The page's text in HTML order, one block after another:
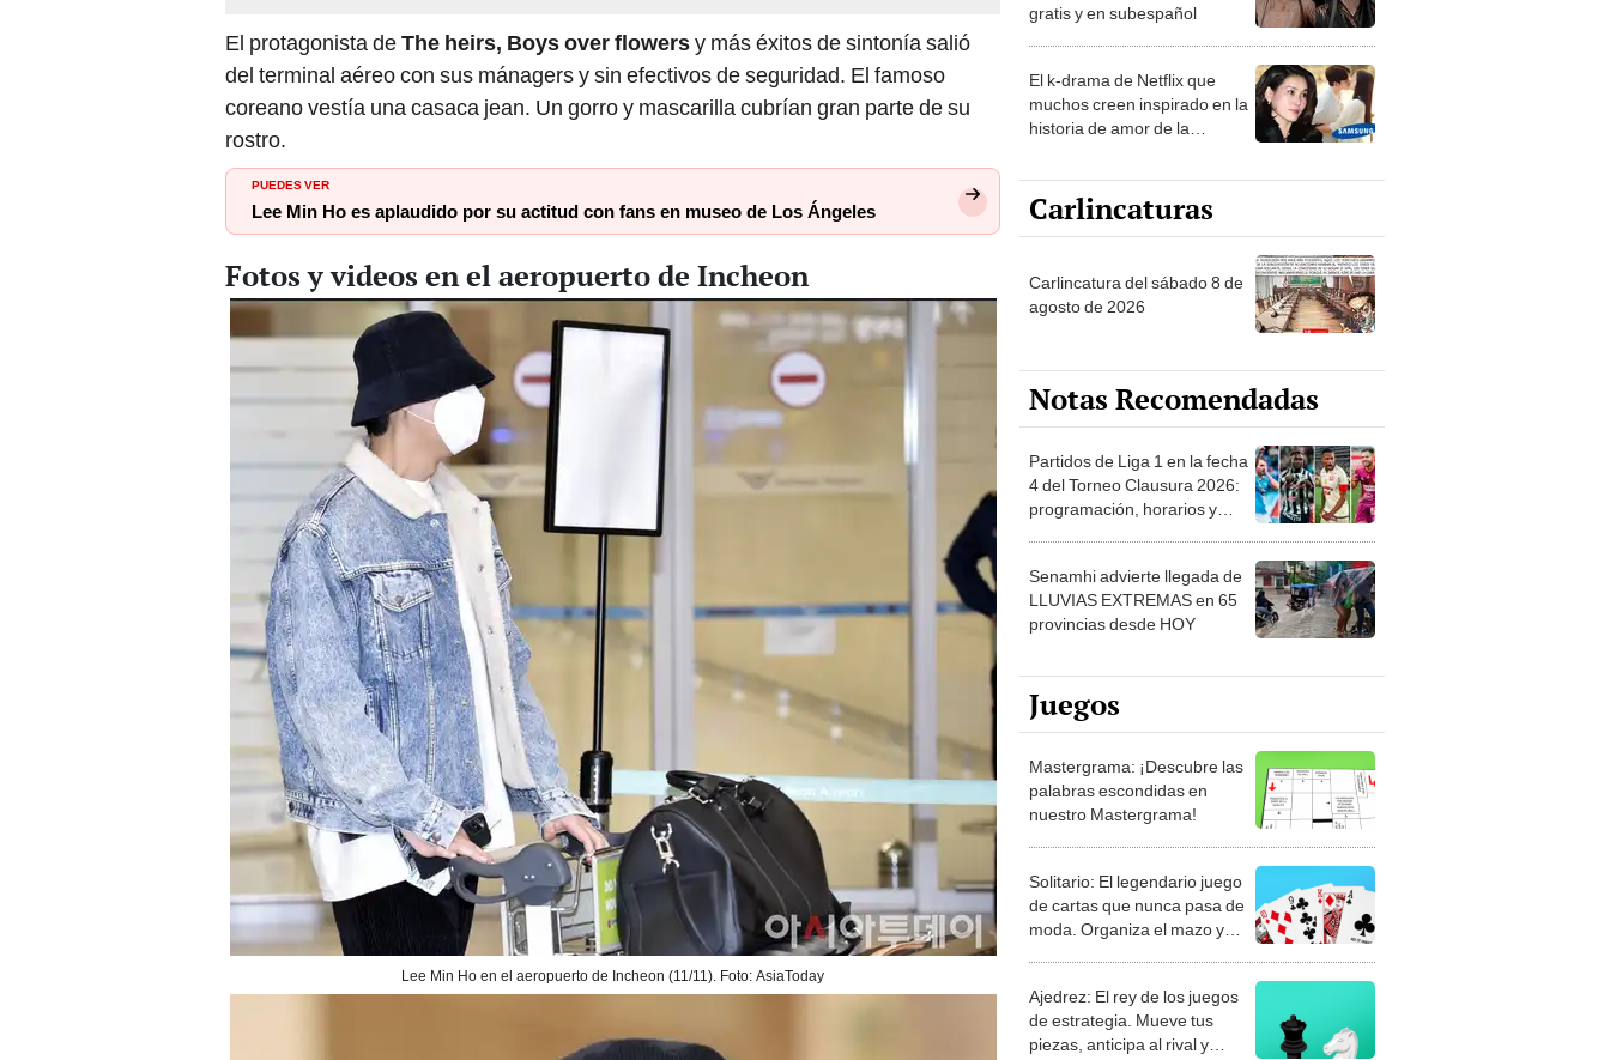
El protagonista deThe heirs, Boys over flowersy más éxitos de sintonía salió
del terminal aéreo con sus mánagers y sin efectivos de seguridad. El famoso
coreano vestía una casaca jean. Un gorro y mascarilla cubrían gran parte de su
rostro.
PUEDES VER
Lee Min Ho es aplaudido por su actitud con fans en museo de Los Ángeles
Fotos y videos en el aeropuerto de Incheon
Lee Min Ho en el aeropuerto de Incheon (11/11). Foto: AsiaToday
gratis y en subespañol
El k-drama de Netflix que
muchos creen inspirado en la
historia de amor de la
Carlincaturas
Carlincatura del sábado 8 de
agosto de 2026
Notas Recomendadas
Partidos de Liga 1 en la fecha
4 del Torneo Clausura 2026:
programación, horarios y
Senamhi advierte llegada de
LLUVIAS EXTREMAS en 65
provincias desde HOY
Juegos
Mastergrama: ¡Descubre las
palabras escondidas en
nuestro Mastergrama!
Solitario: El legendario juego
de cartas que nunca pasa de
moda. Organiza el mazo y
Ajedrez: El rey de los juegos
de estrategia. Mueve tus
piezas, anticipa al rival y